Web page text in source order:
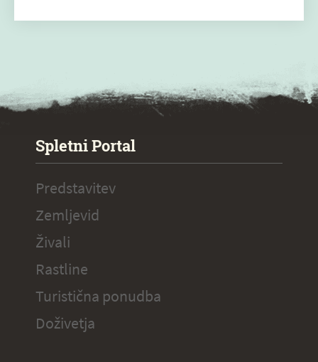
Spletni Portal
Predstavitev
Zemljevid
Živali
Rastline
Turistična ponudba
Doživetja